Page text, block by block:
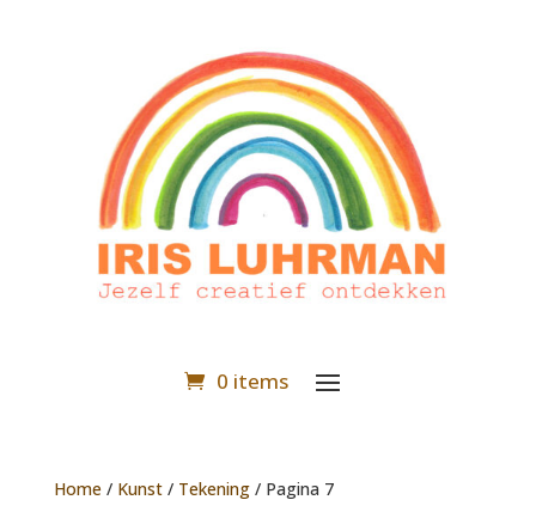
0 items
Home/ Kunst/ Tekening/ Pagina 7